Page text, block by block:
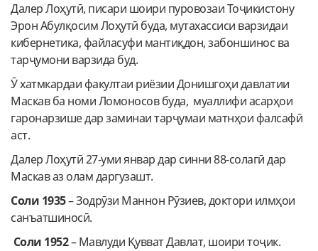
Далер Лоҳутӣ, писари шоири пуровозаи Тоҷикистону
Эрон Абулқосим Лоҳутӣ буда, мутахассиси варзидаи
кибернетика, файласуфи мантиқдон, забоншинос ва
тарҷумони варзида буд.
Ӯ хатмкардаи факултаи риёзии Донишгоҳи давлатии
Маскав ба номи Ломоносов буда, муаллифи асарҳои
гаронарзише дар заминаи тарҷумаи матнҳои фалсафӣ
аст.
Далер Лоҳутӣ 27-уми январ дар синни 88-солагӣ дар
Маскав аз олам даргузашт.
Соли 1935– Зодрӯзи Маннон Рӯзиев, доктори илмҳои
санъатшиносӣ.
Соли 1952– Мавлуди Қувват Давлат, шоири тоҷик.